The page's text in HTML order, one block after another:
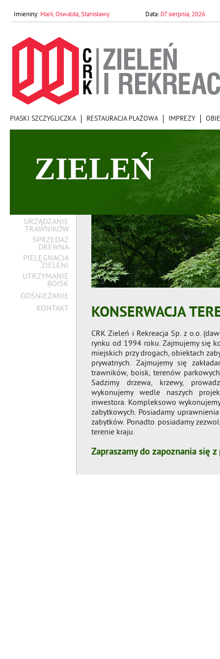
Marii, Oswalda, Stanisławy 07 sierpnia, 2026
PIASKI SZCZYGLICZKA RESTAURACJA PLAŻOWA IMPREZY
ZIELEŃ
URZĄDZANIE
TRAWNIKÓW
SPRZEDAŻ
DREWNA
PIELĘGNACJA
ZIELENI
UTRZYMANIE
BOISK
ODŚNIEŻANIE
KONTAKT
KONSERWACJA
CRK Zieleń i Rekreacja Sp. z o.o.
rynku od 1994 roku. Zajmujemy się
miejskich przy drogach, obiektach
prywatnych. Zajmujemy się
trawników, boisk, terenów
Sadzimy drzewa, krzewy,
wykonujemy wedle naszych
inwestora. Kompleksowo
zabytkowych. Posiadamy
zabytków. Ponadto posiadamy
terenie kraju.
Zapraszamy do zapoznania się